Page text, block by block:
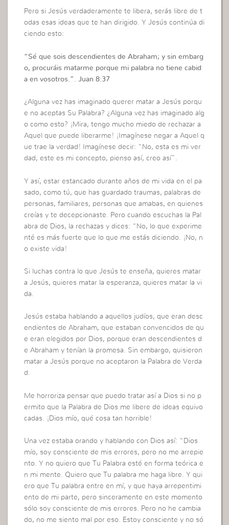
Pero si Jesús verdaderamente te libera, serás libre de t
odas esas ideas que te han dirigido. Y Jesús continúa di
ciendo esto:
“Sé que sois descendientes de Abraham; y sin embarg
o, procuráis matarme porque mi palabra no tiene cabid
a en vosotros.”. Juan 8:37
¿Alguna vez has imaginado querer matar a Jesús porqu
e no aceptas Su Palabra? ¿Alguna vez has imaginado alg
o como esto? ¡Mira, tengo mucho miedo de rechazar a
Aquel que puede liberarme! ¡Imagínese negar a Aquel q
ue trae la verdad! Imagínese decir: “No, esta es mi ver
dad, este es mi concepto, pienso así, creo así”.
Y así, estar estancado durante años de mi vida en el pa
sado, como tú, que has guardado traumas, palabras de
personas, familiares, personas que amabas, en quienes
creías y te decepcionaste. Pero cuando escuchas la Pal
abra de Dios, la rechazas y dices: “No, lo que experime
nté es más fuerte que lo que me estás diciendo. ¡No, n
o existe vida!
Si luchas contra lo que Jesús te enseña, quieres matar
a Jesús, quieres matar la esperanza, quieres matar la vi
da.
Jesús estaba hablando a aquellos judíos, que eran desc
endientes de Abraham, que estaban convencidos de qu
e eran elegidos por Dios, porque eran descendientes d
e Abraham y tenían la promesa. Sin embargo, quisieron
matar a Jesús porque no aceptaron la Palabra de Verda
d.
Me horroriza pensar que puedo tratar así a Dios si no p
ermito que la Palabra de Dios me libere de ideas equivo
cadas. ¡Dios mío, qué cosa tan horrible!
Una vez estaba orando y hablando con Dios así: “Dios
mío, soy consciente de mis errores, pero no me arrepie
nto. Y no quiero que Tu Palabra esté en forma teórica e
n mi mente. Quiero que Tu palabra me haga libre. Y qui
ero que Tu palabra entre en mí, y que haya arrepentimi
ento de mi parte, pero sinceramente en este momento
sólo soy consciente de mis errores. Pero no he cambia
do, no me siento mal por eso. Estoy consciente y no só